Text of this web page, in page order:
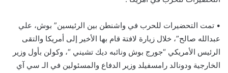
• تمت التحضيرات للحرب في واشنطن بين الرئيسين” بوش، علي
عبدالله صالح”، خلال زيارة لافتة قام بها الأخير إلى أمريكا والتقى
الرئيس الأمريكي “جورج بوش ونائبه ديك تشيني “، وكولن بأول وزير
الخارجية ودونالد رامسفيلد وزير الدفاع والمسئولين في الـ سي آي